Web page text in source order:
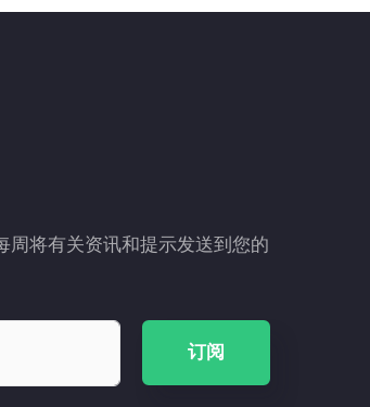
周将有关资讯和提示发送到您的
订阅